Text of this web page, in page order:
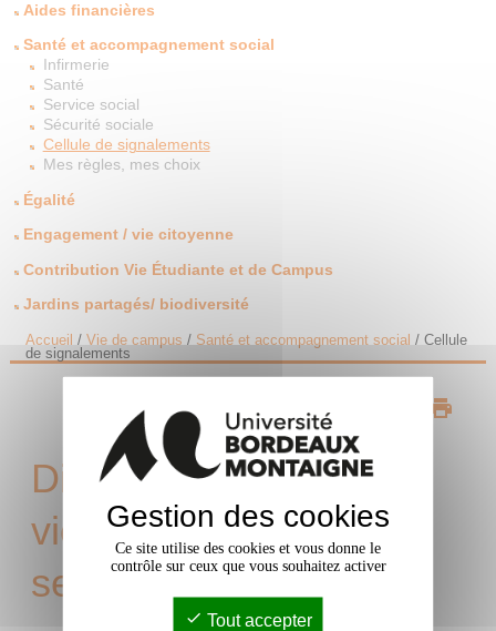
Aides financières
Santé et accompagnement social
Infirmerie
Santé
Service social
Sécurité sociale
Cellule de signalements
Mes règles, mes choix
Égalité
Engagement / vie citoyenne
Contribution Vie Étudiante et de Campus
Jardins partagés/ biodiversité
Accueil / Vie de campus / Santé et accompagnement social / Cellule
de signalements
Discrimination,
violences sexuelles et
sexistes
Gestion des cookies
Ce site utilise des cookies et vous donne le
contrôle sur ceux que vous souhaitez activer
Tout accepter